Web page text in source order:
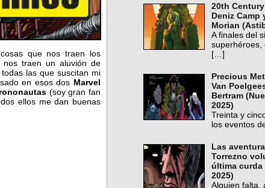
que nos traen los
traen un aluvión de
las que suscitan mi
en esos dos Marvel
(soy gran fan
ellos me dan buenas
20th
Deniz Camp
Morian
A finales del
superhéroes,
[…]
Precious
Van
Bertram
2025)
Treinta y
los eventos
Las
Torrezno
última curda
2025)
Alguien falta,